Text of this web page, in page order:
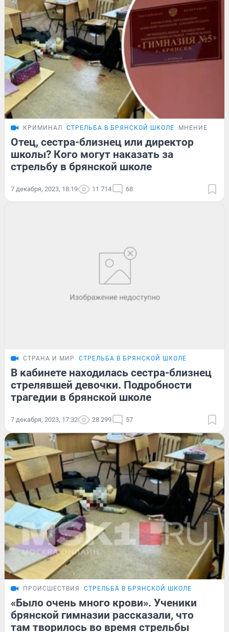
КРИМИНАЛ СТРЕЛЬБА В БРЯНСКОЙ ШКОЛЕ МНЕНИЕ
Отец, сестра-близнец или директор
школы? Кого могут наказать за
стрельбу в брянской школе
7 декабря, 2023, 18:19 11 714 68
СТРАНА И МИР СТРЕЛЬБА В БРЯНСКОЙ ШКОЛЕ
В кабинете находилась сестра-близнец
стрелявшей девочки. Подробности
трагедии в брянской школе
7 декабря, 2023, 17:32 28 299 57
ПРОИСШЕСТВИЯ СТРЕЛЬБА В БРЯНСКОЙ ШКОЛЕ
«Было очень много крови». Ученики
брянской гимназии рассказали, что
там творилось во время стрельбы